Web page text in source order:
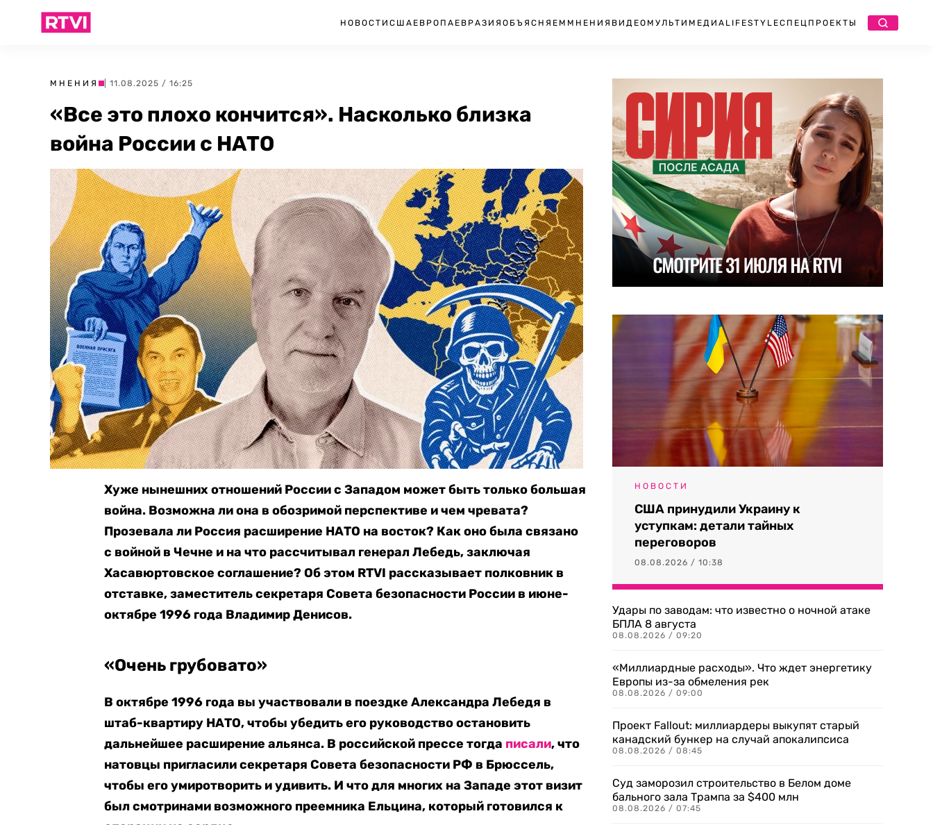
НОВОСТИ США ЕВРОПА ЕВРАЗИЯ ОБЪЯСНЯЕМ МНЕНИЯ ВИДЕО МУЛЬТИМЕДИА LIFESTYLEСПЕЦПРОЕКТЫ
МНЕНИЯ | 11.08.2025 / 16:25
«Все это плохо кончится». Насколько близка
война России с НАТО
Хуже нынешних отношений России с Западом может быть только большая
война. Возможна ли она в обозримой перспективе и чем чревата?
Прозевала ли Россия расширение НАТО на восток? Как оно была связано
с войной в Чечне и на что рассчитывал генерал Лебедь, заключая
Хасавюртовское соглашение? Об этом RTVI рассказывает полковник в
отставке, заместитель секретаря Совета безопасности России в июне-
октябре 1996 года Владимир Денисов.
«Очень грубовато»
В октябре 1996 года вы участвовали в поездке Александра Лебедя в
штаб-квартиру НАТО, чтобы убедить его руководство остановить
дальнейшее расширение альянса. В российской прессе тогда писали, что
натовцы пригласили секретаря Совета безопасности РФ в Брюссель,
чтобы его умиротворить и удивить. И что для многих на Западе этот визит
был смотринами возможного преемника Ельцина, который готовился к
НОВОСТИ
США принудили Украину к
уступкам: детали тайных
переговоров
08.08.2026 / 10:38
Удары по заводам: что известно о ночной атаке
БПЛА 8 августа
08.08.2026 / 09:20
«Миллиардные расходы». Что ждет энергетику
Европы из-за обмеления рек
08.08.2026 / 09:00
Проект Fallout: миллиардеры выкупят старый
канадский бункер на случай апокалипсиса
08.08.2026 / 08:45
Суд заморозил строительство в Белом доме
бального зала Трампа за $400 млн
08.08.2026 / 07:45